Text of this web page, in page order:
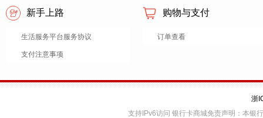
新手上路
生活服务平台服务协议
支付注意事项
购物与支付
订单查看
浙
支持IPv6访问 银行卡商城免责声明：本银